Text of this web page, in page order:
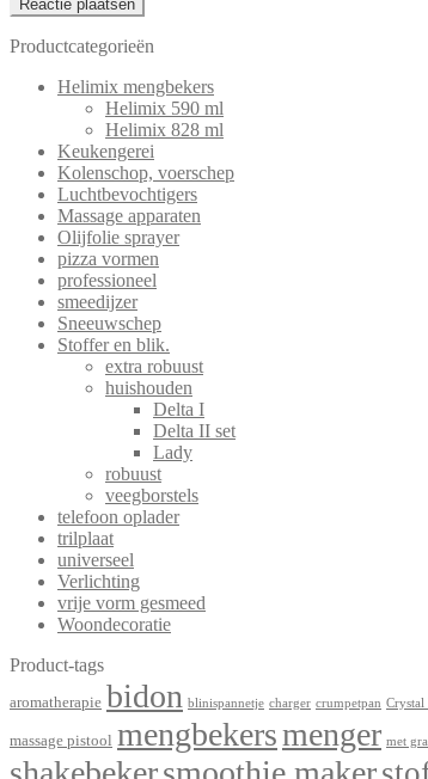
Productcategorieën
Helimix mengbekers
Helimix 590 ml
Helimix 828 ml
Keukengerei
Kolenschop, voerschep
Luchtbevochtigers
Massage apparaten
Olijfolie sprayer
pizza vormen
professioneel
smeedijzer
Sneeuwschep
Stoffer en blik.
extra robuust
huishouden
Delta I
Delta II set
Lady
robuust
veegborstels
telefoon oplader
trilplaat
universeel
Verlichting
vrije vorm gesmeed
Woondecoratie
Product-tags
aromatherapie bidon blinispannetje charger crumpetpan Crystal
massage pistool mengbekersmenger met